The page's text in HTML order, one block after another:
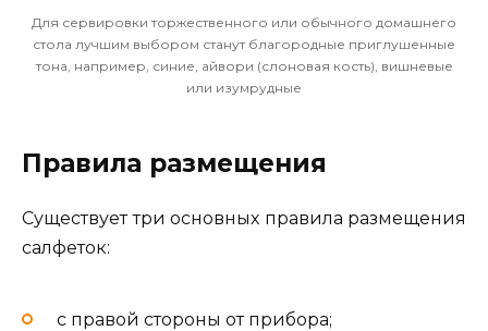
Для сервировки торжественного или обычного домашнего
стола лучшим выбором станут благородные приглушенные
тона, например, синие, айвори (слоновая кость), вишневые
или изумрудные
Правила размещения
Существует три основных правила размещения
салфеток:
с правой стороны от прибора;